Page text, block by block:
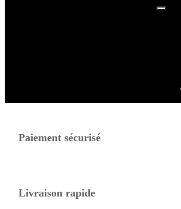
Paiement sécurisé
Livraison rapide